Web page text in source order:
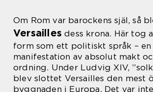
Om Rom var barockens själ, så
Versailles dess krona. Här tog
form som ett politiskt språk – en
manifestation av absolut makt
ordning. Under Ludvig XIV,
blev slottet Versailles den mest
byggnaden i Europa. Det var